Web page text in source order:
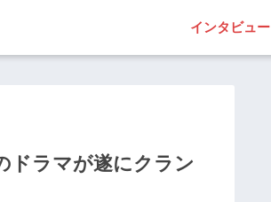
インタビュー
ドラマが遂にクラン